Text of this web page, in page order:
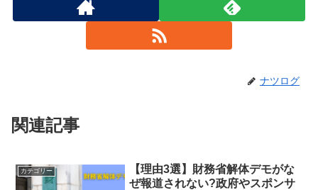
ナツログ
関連記事
カテゴリー
【理由3選】財務省解体デモがな
ぜ報道されない?政府やスポンサ